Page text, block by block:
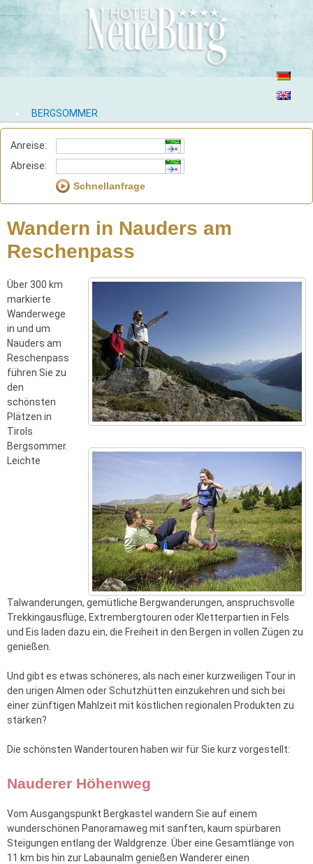
BERGSOMMER
Anreise:
Abreise:
Wandern in Nauders am
Reschenpass
Über 300 km
markierte
Wanderwege
in und um
Nauders am
Reschenpass
führen Sie zu
den
schönsten
Plätzen in
Tirols
Bergsommer.
Leichte
Talwanderungen, gemütliche Bergwanderungen, anspruchsvolle
Trekkingausflüge, Extrembergtouren oder Kletterpartien in Fels
und Eis laden dazu ein, die Freiheit in den Bergen in vollen Zügen zu
genießen.
Und gibt es etwas schöneres, als nach einer kurzweiligen Tour in
den urigen Almen oder Schutzhütten einzukehren und sich bei
einer zünftigen Mahlzeit mit köstlichen regionalen Produkten zu
stärken?
Die schönsten Wandertouren haben wir für Sie kurz vorgestellt:
Nauderer Höhenweg
Vom Ausgangspunkt Bergkastel wandern Sie auf einem
wunderschönen Panoramaweg mit sanften, kaum spürbaren
Steigungen entlang der Waldgrenze. Über eine Gesamtlänge von
11 km bis hin zur Labaunalm genießen Wanderer einen